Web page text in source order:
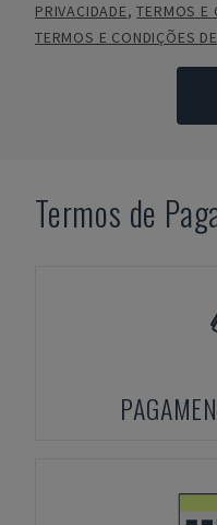
PRIVACIDADE,TERMOS E
TERMOS E CONDIÇÕES
Termos de